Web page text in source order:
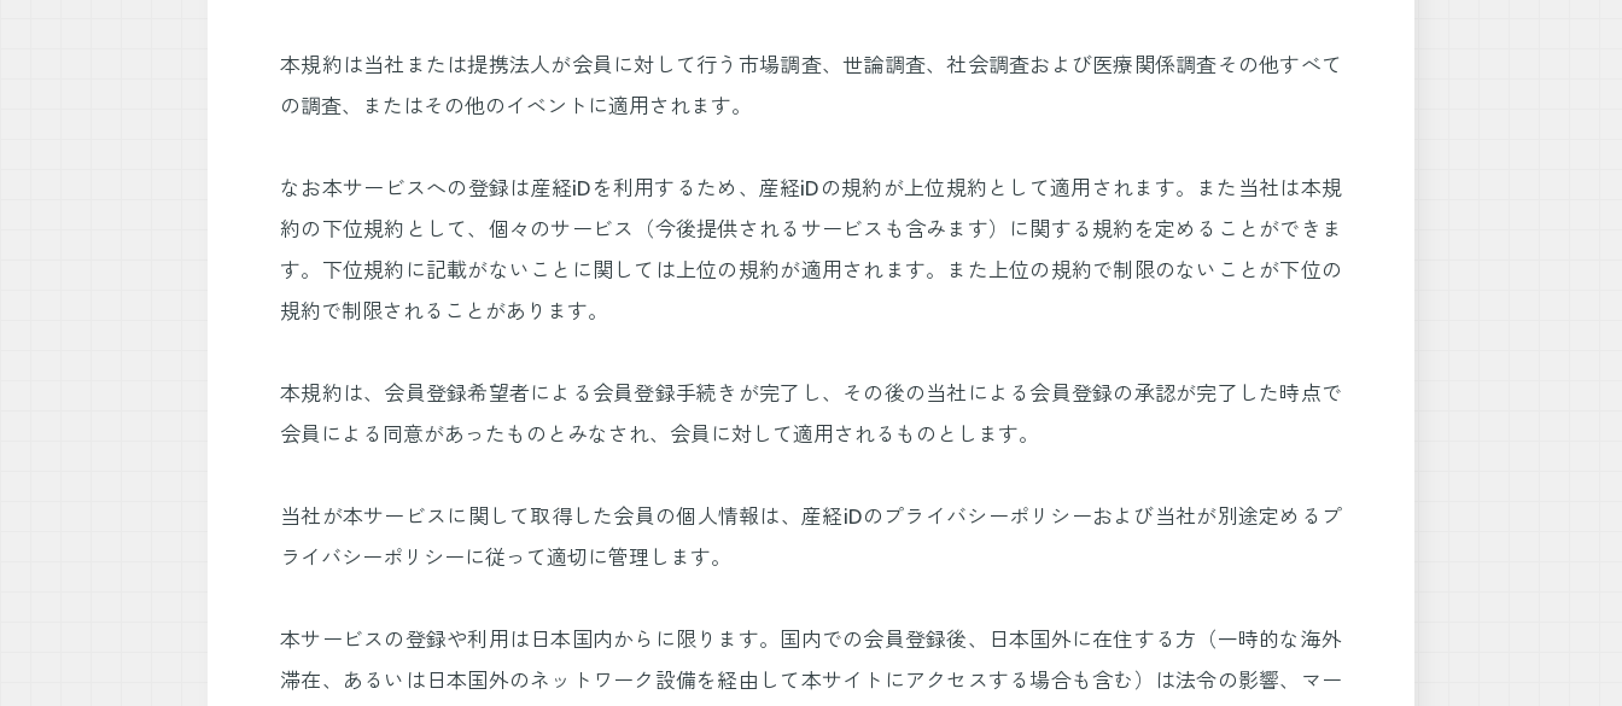
本規約は当社または提携法人が会員に対して行う市場調査、世論調査、社会調査および医療関係調査その他すべて
の調査、またはその他のイベントに適用されます。
なお本サービスへの登録は産経iDを利用するため、産経iDの規約が上位規約として適用されます。また当社は本規
約の下位規約として、個々のサービス（今後提供されるサービスも含みます）に関する規約を定めることができま
す。下位規約に記載がないことに関しては上位の規約が適用されます。また上位の規約で制限のないことが下位の
規約で制限されることがあります。
本規約は、会員登録希望者による会員登録手続きが完了し、その後の当社による会員登録の承認が完了した時点で
会員による同意があったものとみなされ、会員に対して適用されるものとします。
当社が本サービスに関して取得した会員の個人情報は、産経iDのプライバシーポリシーおよび当社が別途定めるプ
ライバシーポリシーに従って適切に管理します。
本サービスの登録や利用は日本国内からに限ります。国内での会員登録後、日本国外に在住する方（一時的な海外
滞在、あるいは日本国外のネットワーク設備を経由して本サイトにアクセスする場合も含む）は法令の影響、マー